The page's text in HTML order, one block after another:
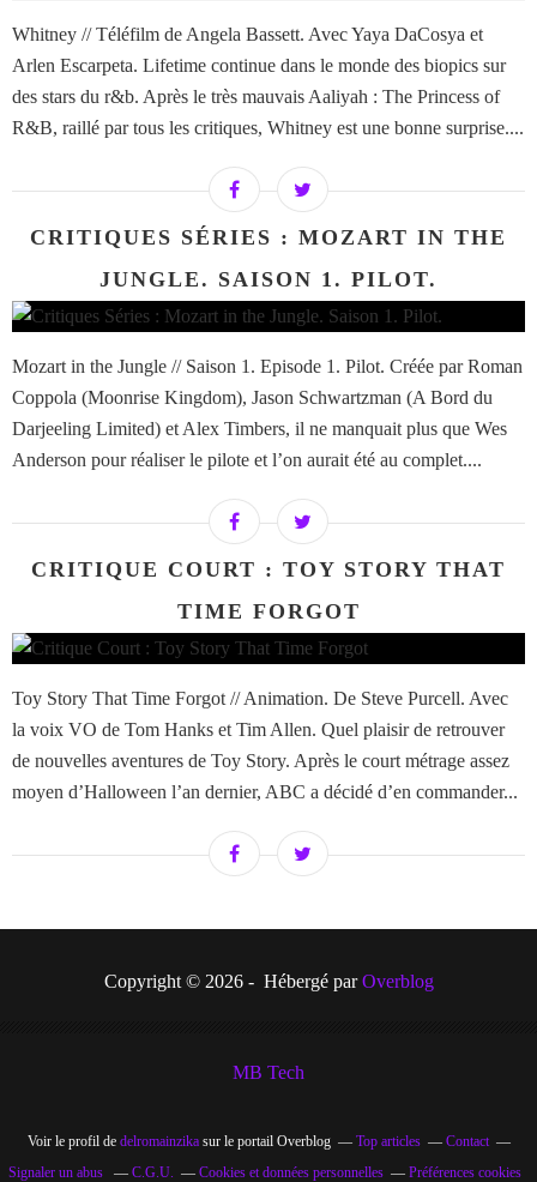
Whitney // Téléfilm de Angela Bassett. Avec Yaya DaCosya et
Arlen Escarpeta. Lifetime continue dans le monde des biopics sur
des stars du r&b. Après le très mauvais Aaliyah : The Princess of
R&B, raillé par tous les critiques, Whitney est une bonne surprise....
CRITIQUES SÉRIES : MOZART IN THE
JUNGLE. SAISON 1. PILOT.
Mozart in the Jungle // Saison 1. Episode 1. Pilot. Créée par Roman
Coppola (Moonrise Kingdom), Jason Schwartzman (A Bord du
Darjeeling Limited) et Alex Timbers, il ne manquait plus que Wes
Anderson pour réaliser le pilote et l’on aurait été au complet....
CRITIQUE COURT : TOY STORY THAT
TIME FORGOT
Toy Story That Time Forgot // Animation. De Steve Purcell. Avec
la voix VO de Tom Hanks et Tim Allen. Quel plaisir de retrouver
de nouvelles aventures de Toy Story. Après le court métrage assez
moyen d’Halloween l’an dernier, ABC a décidé d’en commander...
Copyright © 2026 - Hébergé parOverblog
MB Tech
Voir le profil de delromainzikasur le portail Overblog Top articles
Contact
Signaler un abus
C.G.U. Cookies et données personnelles Préférences cookies